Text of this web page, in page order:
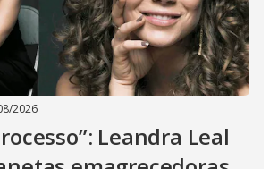
2026
Leandra Leal